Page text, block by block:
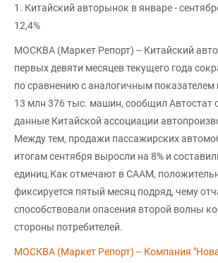
1. Китайский авторынок в январе -
12,4%
МОСКВА (Маркет Репорт) -- Китайский
первых девяти месяцев текущего года
по сравнению с аналогичным показателем
13 млн 376 тыс. машин, сообщил Автостат
данные Китайской ассоциации
Между тем, продажи пассажирских
итогам сентября выросли на 8% и
единиц.Как отмечают в СААМ,
фиксируется пятый месяц подряд, чему
способствовали опасения второй волны
стороны потребителей.
МОСКВА (Маркет Репорт) -- Компания